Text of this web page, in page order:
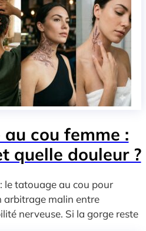
cou femme :
quelle douleur ?
le tatouage au cou pour
arbitrage malin entre
nerveuse. Si la gorge reste